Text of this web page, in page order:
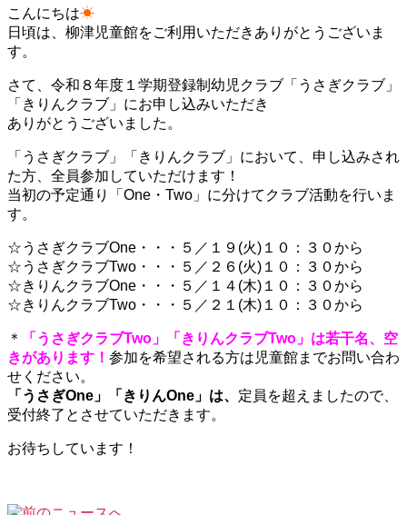
こんにちは☀
日頃は、柳津児童館をご利用いただきありがとうございま
す。
さて、令和８年度１学期登録制幼児クラブ「うさぎクラブ」
「きりんクラブ」にお申し込みいただき
ありがとうございました。
「うさぎクラブ」「きりんクラブ」において、申し込みされ
た方、全員参加していただけます！
当初の予定通り「One・Two」に分けてクラブ活動を行いま
す。
☆うさぎクラブOne・・・５／１９(火)１０：３０から
☆うさぎクラブTwo・・・５／２６(火)１０：３０から
☆きりんクラブOne・・・５／１４(木)１０：３０から
☆きりんクラブTwo・・・５／２１(木)１０：３０から
＊
「うさぎクラブTwo」「きりんクラブTwo」は若干名、空
きがあります！ 参加を希望される方は児童館までお問い合わ
せください。
「うさぎOne」「きりんOne」は、 定員を超えましたので、
受付終了とさせていただきます。
お待ちしています！